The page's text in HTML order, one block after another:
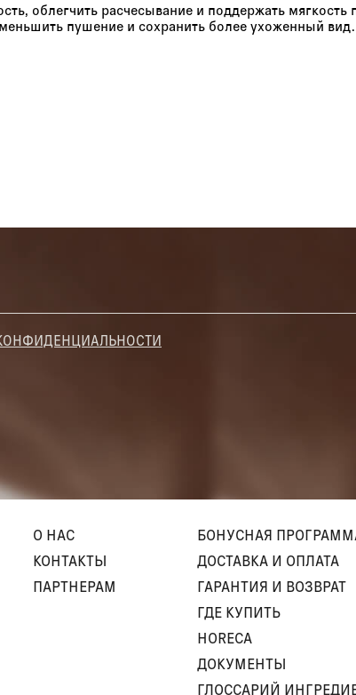
облегчить расчесывание и поддержать
пушение и сохранить более ухоженный вид.
О НАС
КОНТАКТЫ
ПАРТНЕРАМ
БОНУСНАЯ
ДОСТАВКА И ОПЛАТА
ГАРАНТИЯ И ВОЗВРАТ
ГДЕ КУПИТЬ
HORECA
ДОКУМЕНТЫ
ГЛОССАРИЙ